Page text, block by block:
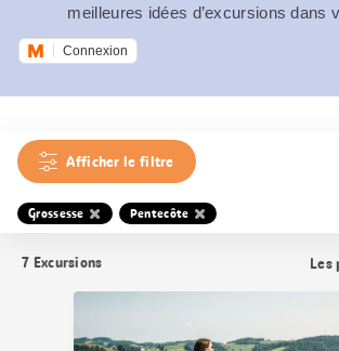
meilleures idées d’excursions dans
Connexion
Afficher le filtre
Grossesse Pentecôte
7 Excursions
les